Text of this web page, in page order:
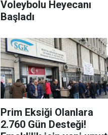
Voleybolu Heyecanı
Başladı
Prim Eksiği Olanlara
2.760 Gün Desteği!